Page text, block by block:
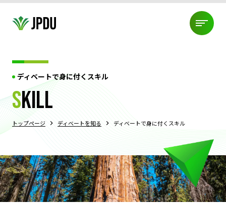
ABOUT US
ABOUT US
JPDU加盟団体
プライバシーポリシー
TOURNAMENT
JPDU大会について過去大会結果
ABOUT DEBATE
ABOUT DEBATE
ディベートとは?!3つの競技スタイルディベートの始め方
身に付くスキルコーチ派遣制度
NEWS
ディベートで身に付くスキル
skill
トップページ ディベートを知る ディベートで身に付くスキル